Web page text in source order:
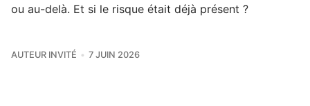
ou au-delà. Et si le risque était déjà présent ?
AUTEUR INVITÉ 7 JUIN 2026